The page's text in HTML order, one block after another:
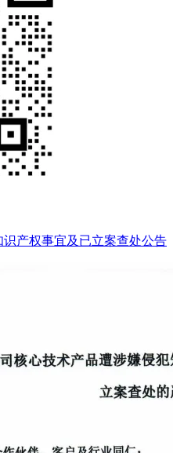
产权事宜及已立案查处公告